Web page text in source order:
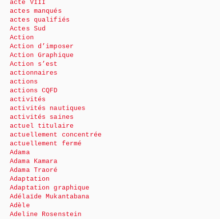
acte VIII
actes manqués
actes qualifiés
Actes Sud
Action
Action d’imposer
Action Graphique
Action s’est
actionnaires
actions
actions CQFD
activités
activités nautiques
activités saines
actuel titulaire
actuellement concentrée
actuellement fermé
Adama
Adama Kamara
Adama Traoré
Adaptation
Adaptation graphique
Adélaïde Mukantabana
Adèle
Adeline Rosenstein